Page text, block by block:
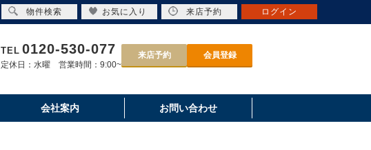
TEL 0120-530-077
定休日：水曜 営業時間：9:00~
来店予約 会員登録
会社案内 お問い合わせ
物件検索 お気に入り 来店予約 ログイン